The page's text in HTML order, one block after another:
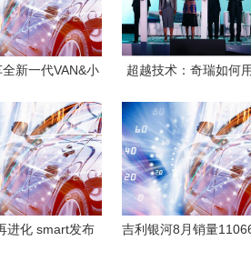
新一代VAN&小
超越技术：奇瑞如何
进化 smart发布
吉利银河8月销量